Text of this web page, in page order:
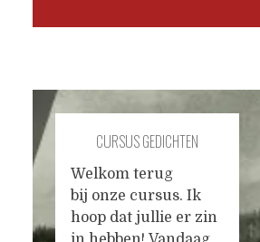
CURSUS GEDICHTEN
VERBETEREN #21
Welkom terug
bij onze cursus. Ik
hoop dat jullie er zin